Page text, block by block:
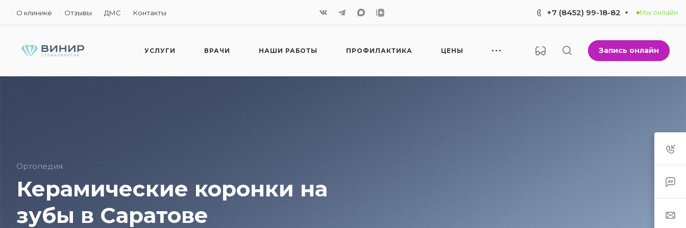
О клинике Отзывы ДМС Контакты +7 (8452) 99-18-82 Мы онлайн
УСЛУГИ ВРАЧИ НАШИ РАБОТЫ ПРОФИЛАКТИКА ЦЕНЫ Запись онлайн
Ортопедия
Керамические коронки на
зубы в Саратове